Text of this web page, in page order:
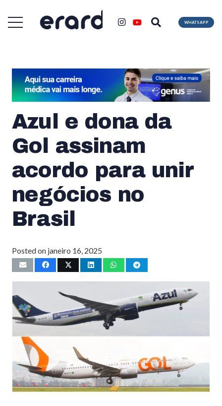
WHATSAPP
Azul e dona da
Gol assinam
acordo para unir
negócios no
Brasil
Posted on janeiro 16, 2025